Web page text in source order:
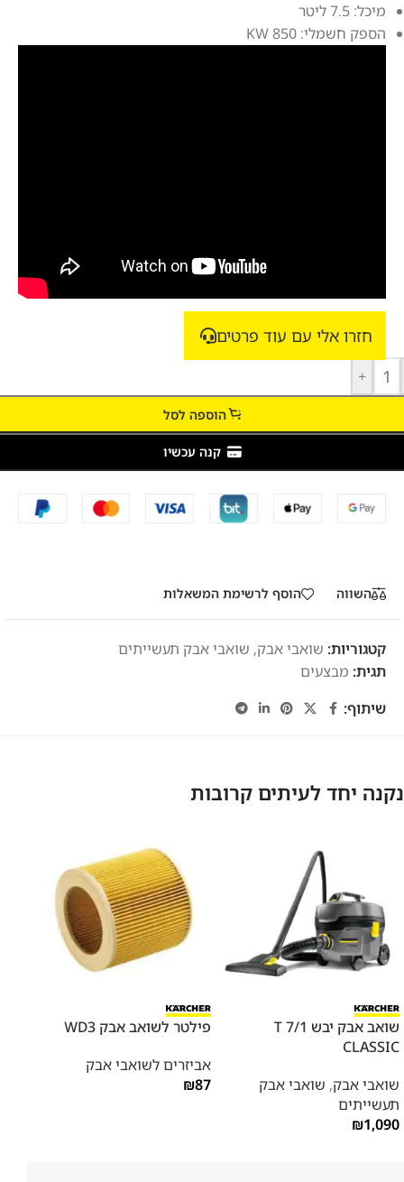
מיכל: 7.5 ליטר
הספק חשמלי: 850 KW
חזרו אלי עם עוד פרטים
+
הוספה לסל
קנה עכשיו
השווה הוסף לרשימת המשאלות
קטגוריות: שואבי אבק, שואבי אבק תעשייתים
תגית: מבצעים
שיתוף:
נקנה יחד לעיתים קרובות
שואב אבק יבש T 7/1
CLASSIC
שואבי אבק, שואבי אבק
תעשייתים
₪1,090
פילטר לשואב אבק WD3
אביזרים לשואבי אבק
₪87